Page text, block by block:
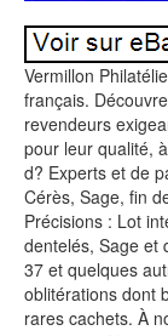
Vermillon
français.
revendeurs
pour leur qualité,
d? Experts et de
Cérès, Sage, fin
Précisions : Lot
dentelés, Sage et
37 et quelques
oblitérations dont
rares cachets. À